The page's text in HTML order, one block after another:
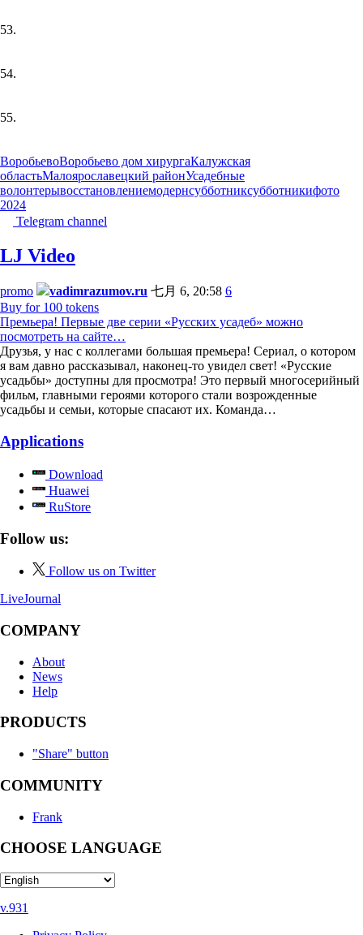
53.
54.
55.
ВоробьевоВоробьево дом хирургаКалужская
областьМалоярославецкий районУсадебные
волонтерывосстановлениемодернсубботниксубботникифото
2024
Telegram channel
LJ Video
promo vadimrazumov.ru 七月 6, 20:58 6
Buy for 100 tokens
Премьера! Первые две серии «Русских усадеб» можно
посмотреть на сайте…
Друзья, у нас с коллегами большая премьера! Сериал, о котором
я вам давно рассказывал, наконец-то увидел свет! «Русские
усадьбы» доступны для просмотра! Это первый многосерийный
фильм, главными героями которого стали возрожденные
усадьбы и семьи, которые спасают их. Команда…
Applications
Download
Huawei
RuStore
Follow us:
Follow us on Twitter
LiveJournal
COMPANY
About
News
Help
PRODUCTS
"Share" button
COMMUNITY
Frank
CHOOSE LANGUAGE
v.931